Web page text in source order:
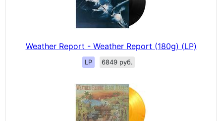
Weather Report - Weather Report (180g) (LP)
LP 6849 руб.